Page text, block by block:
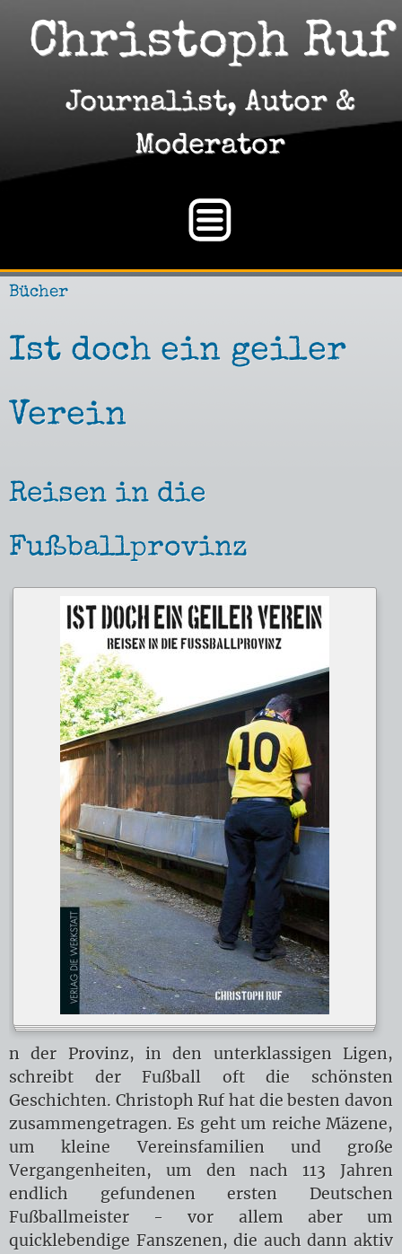
Christoph Ruf
Journalist, Autor &
Moderator
Bücher
Ist doch ein geiler
Verein
Reisen in die
Fußballprovinz
n der Provinz, in den unterklassigen Ligen,
schreibt der Fußball oft die schönsten
Geschichten. Christoph Ruf hat die besten davon
zusammengetragen. Es geht um reiche Mäzene,
um kleine Vereinsfamilien und große
Vergangenheiten, um den nach 113 Jahren
endlich gefundenen ersten Deutschen
Fußballmeister - vor allem aber um
quicklebendige Fanszenen, die auch dann aktiv